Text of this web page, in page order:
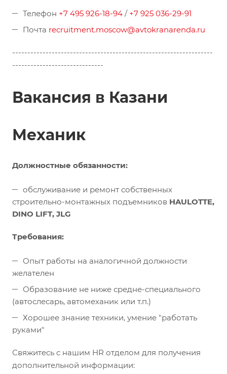
Телефон +7 495 926-18-94 / +7 925 036-29-91
Почта recruitment.moscow@avtokranarenda.ru
------------------------------------------------------------------
------------------------------
Вакансия в Казани
Механик
Должностные обязанности:
обслуживание и ремонт собственных
строительно-монтажных подъемников HAULOTTE,
DINO LIFT, JLG
Требования:
Опыт работы на аналогичной должности
желателен
Образование не ниже средне-специального
(автослесарь, автомеханик или т.п.)
Хорошее знание техники, умение "работать
руками"
Свяжитесь с нашим HR отделом для получения
дополнительной информации: